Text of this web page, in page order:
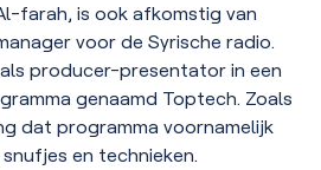
farah, is ook afkomstig van
voor de Syrische radio.
producer-presentator in een
genaamd Toptech. Zoals
dat programma voornamelijk
en technieken.